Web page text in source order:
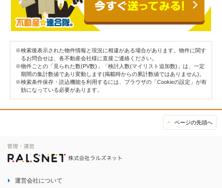
※検索後表示された物件情報と現況に相違がある場合があります。物件に関す
るお問合せは、各不動産会社様に直接ご連絡ください。
※物件ごとの「見られた数(PV数)」「検討人数(マイリスト追加数)」は、一定
期間の集計数値であり変動します(掲載時からの累計数値ではありません)。
※検索条件保存・読込機能を利用するには、ブラウザの「Cookieの設定」が有
効になっている必要があります。
ページの先頭へ
運営会社について